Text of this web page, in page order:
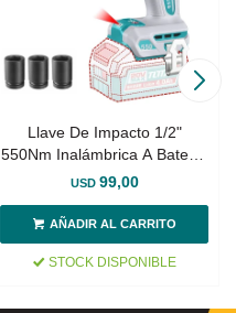
Llave De Impacto 1/2"
550Nm Inalámbrica A Batería
20v
USD 99,00
STOCK DISPONIBLE